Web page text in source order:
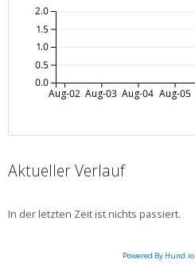
Aug-02 Aug-03 Aug-04 Aug-05
0.0
0.5
1.0
1.5
2.0
Aktueller Verlauf
In der letzten Zeit ist nichts passiert.
Powered By Hund.io